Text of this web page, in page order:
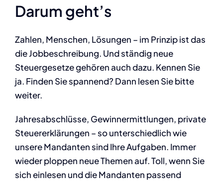
Darum geht’s
Zahlen, Menschen, Lösungen – im Prinzip ist das
die Jobbeschreibung. Und ständig neue
Steuergesetze gehören auch dazu. Kennen Sie
ja. Finden Sie spannend? Dann lesen Sie bitte
weiter.
Jahresabschlüsse, Gewinnermittlungen, private
Steuererklärungen – so unterschiedlich wie
unsere Mandanten sind Ihre Aufgaben. Immer
wieder ploppen neue Themen auf. Toll, wenn Sie
sich einlesen und die Mandanten passend